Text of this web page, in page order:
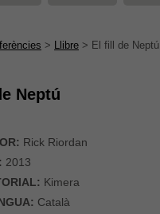
> Llibre > El fill de Neptú
Neptú
Rick Riordan
2013
Kimera
Català